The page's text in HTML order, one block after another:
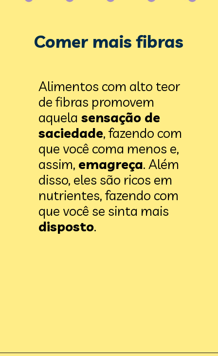
Comer mais fibras
Alimentos com alto teor
de fibras promovem
aquela sensação de
saciedade, fazendo com
que você coma menos e,
assim, emagreça. Além
disso, eles são ricos em
nutrientes, fazendo com
disposto.